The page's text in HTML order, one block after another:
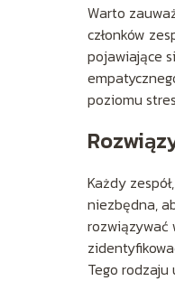
Warto
członków
pojawiające
poziomu
Każdy
niezbędna,
rozwiązywać
Tego